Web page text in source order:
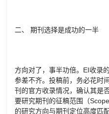
二、 期刊选择是成功的一半
方向对了，事半功倍。EI收录
参差不齐。投稿前，务必花时
刊的官方收录情况，确认其是
要研究期刊的征稿范围（
的研究方向与期刊定位高度匹